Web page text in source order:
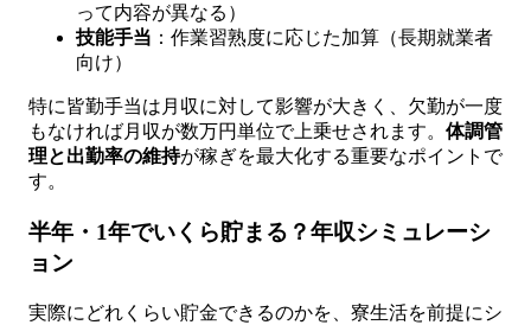
って内容が異なる）
技能手当 ：作業習熟度に応じた加算（長期就業者
向け）
特に皆勤手当は月収に対して影響が大きく、欠勤が一度
もなければ月収が数万円単位で上乗せされます。 体調管
理と出勤率の維持が稼ぎを最大化する重要なポイントで
す。
半年・1年でいくら貯まる？年収シミュレーシ
ョン
実際にどれくらい貯金できるのかを、寮生活を前提にシ